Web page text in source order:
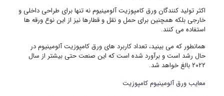
اکثر تولید کنندگان ورق کامپوزیت آلومینیوم نه تنها برای طراحی داخلی و
خارجی بلکه همچنین برای حمل و نقل و قطارها نیز از این نوع ورقه ها
استفاده می کنند.
همانطور که می بینید، تعداد کاربرد های ورق کامپوزیت آلومینیوم در
حال رشد است و برآورد شده است که این صنعت حتی بیشتر از سال
۲۰۲۲ بالغ خواهد شد.
معایب ورق آلومینیوم کامپوزیت